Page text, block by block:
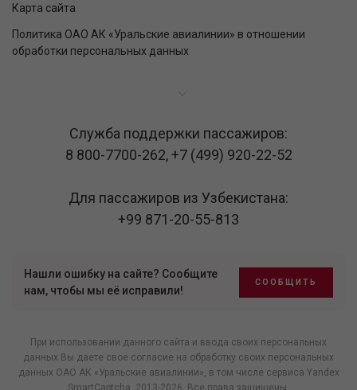
Карта сайта
Политика ОАО АК «Уральские авиалинии» в отношении
обработки персональных данных
Служба поддержки пассажиров:
8 800-7700-262,+7 (499) 920-22-52
Для пассажиров из Узбекистана:
+99 871-20-55-813
Нашли ошибку на сайте? Сообщите
нам, чтобы мы её исправили!
СООБЩИТЬ
При использовании данного сайта и ввода своих персональных
данных Вы даете свое согласие на обработку своих персональных
данных ОАО АК «Уральские авиалинии», в том числе сервиса Yandex
SmartCaptcha , 2013-2026. Все права защищены.